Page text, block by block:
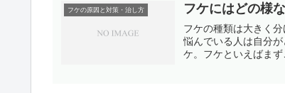
フケの原因と対策・治し方 フケにはどの様
フケの種類は大きく
悩んでいる人は自分
ケ。フケといえばま